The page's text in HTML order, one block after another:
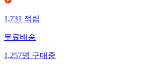
1,731 적립
무료배송
1,257명 구매중